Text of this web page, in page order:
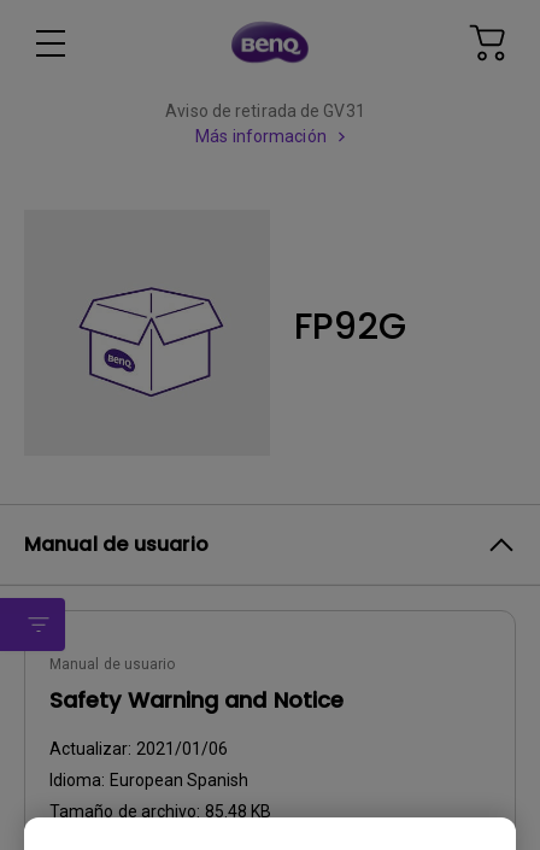
Aviso de retirada de GV31
Más información
FP92G
Manual de usuario
Manual de usuario
Safety Warning and Notice
Actualizar: 2021/01/06
Idioma: European Spanish
Tamaño de archivo: 85.48 KB